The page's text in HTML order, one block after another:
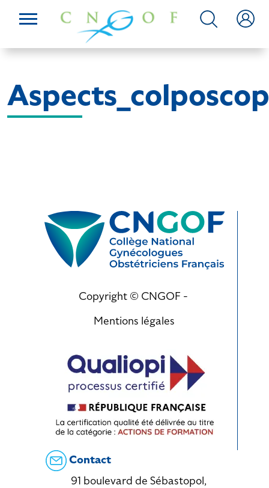
Copyright © CNGOF -
Mentions légales
Contact
91 boulevard de Sébastopol,